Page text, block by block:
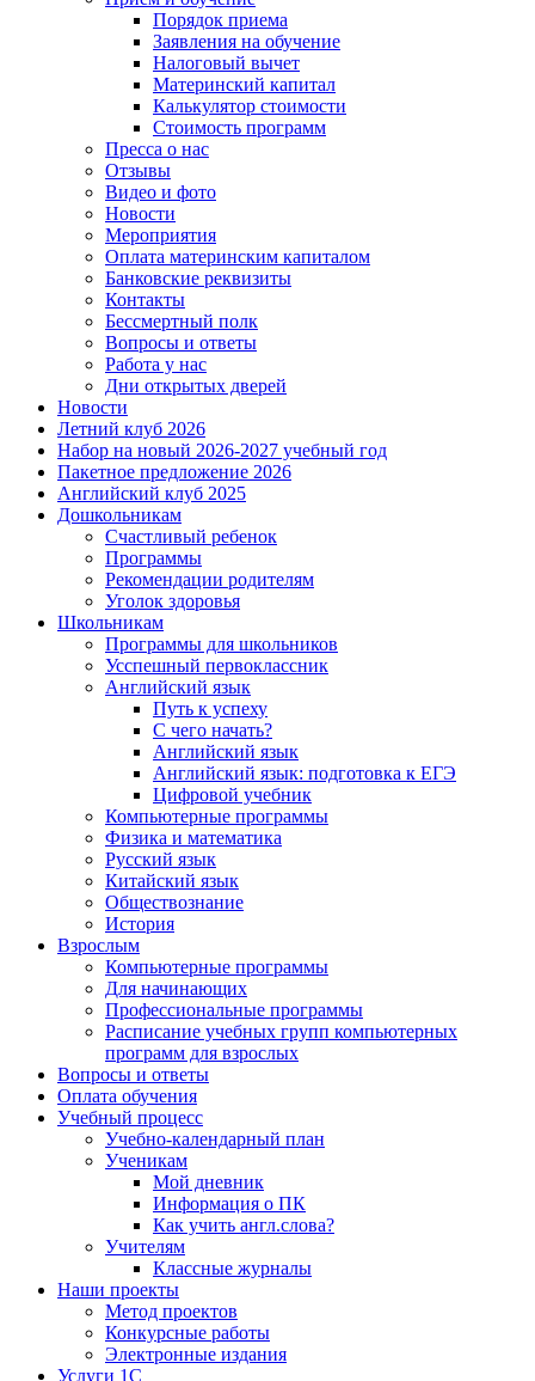
Порядок приема
Заявления на обучение
Налоговый вычет
Материнский капитал
Калькулятор стоимости
Стоимость программ
Пресса о нас
Отзывы
Видео и фото
Новости
Мероприятия
Оплата материнским капиталом
Банковские реквизиты
Контакты
Бессмертный полк
Вопросы и ответы
Работа у нас
Дни открытых дверей
Новости
Летний клуб 2026
Набор на новый 2026-2027 учебный год
Пакетное предложение 2026
Английский клуб 2025
Дошкольникам
Счастливый ребенок
Программы
Рекомендации родителям
Уголок здоровья
Школьникам
Программы для школьников
Усспешный первоклассник
Английский язык
Путь к успеху
С чего начать?
Английский язык
Английский язык: подготовка к ЕГЭ
Цифровой учебник
Компьютерные программы
Физика и математика
Русский язык
Китайский язык
Обществознание
История
Взрослым
Компьютерные программы
Для начинающих
Профессиональные программы
Расписание учебных групп компьютерных
программ для взрослых
Вопросы и ответы
Оплата обучения
Учебный процесс
Учебно-календарный план
Ученикам
Мой дневник
Информация о ПК
Как учить англ.слова?
Учителям
Классные журналы
Наши проекты
Метод проектов
Конкурсные работы
Электронные издания
Услуги 1C